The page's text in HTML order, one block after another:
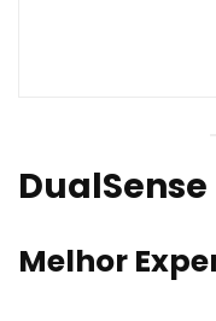
DualSense
Melhor